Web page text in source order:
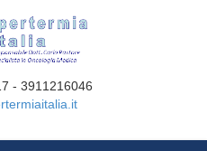
- 3911216046